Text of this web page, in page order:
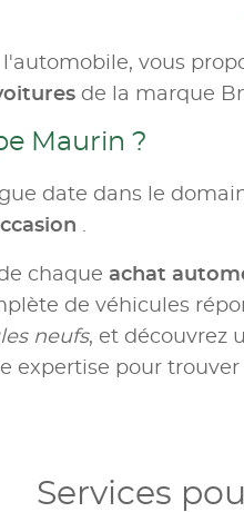
vous
de la marque
Maurin ?
date dans le
.
chaque achat
de véhicules
neufs, et découvrez
expertise pour
Services